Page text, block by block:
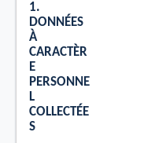
1.
DONNÉES
À
CARACTÈR
E
PERSONNE
L
COLLECTÉE
S